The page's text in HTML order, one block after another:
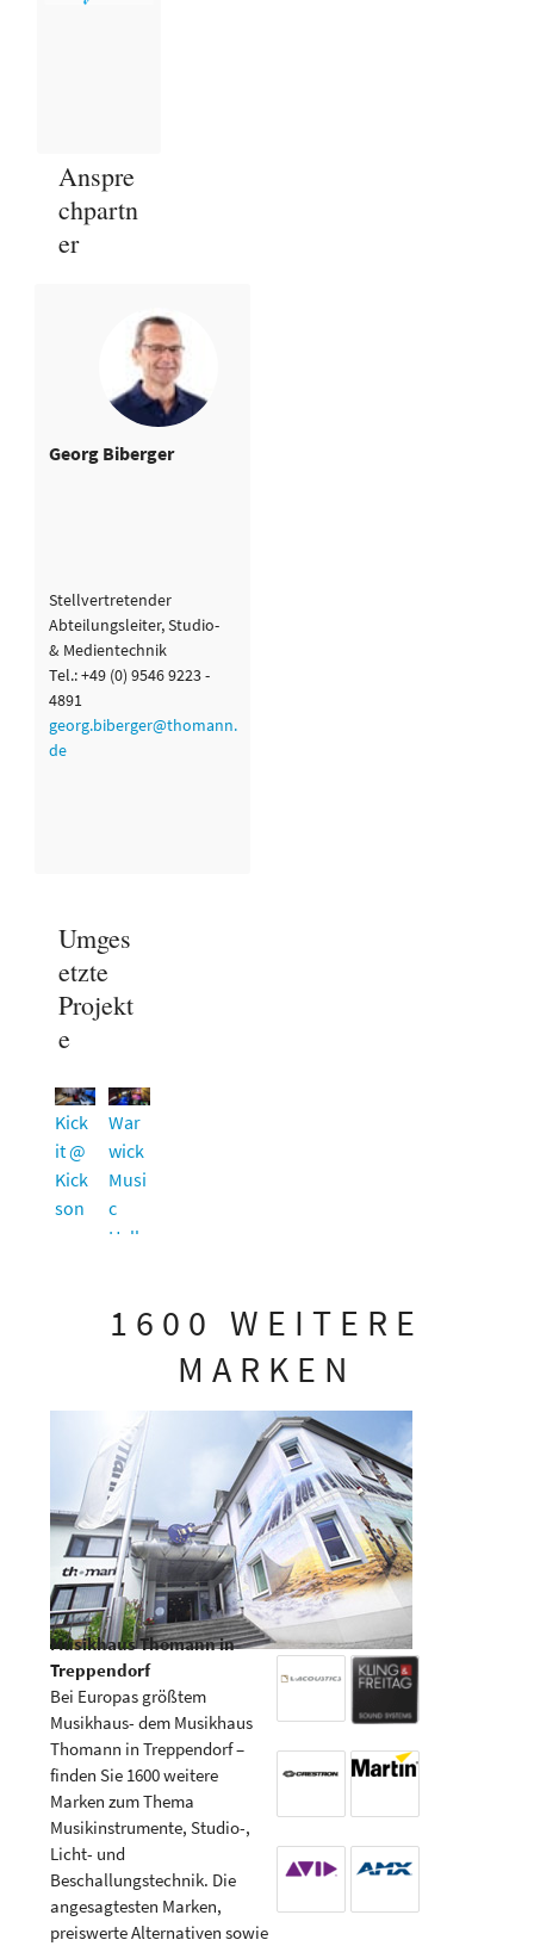
Anspre
chpartn
er
Georg Biberger
Stellvertretender
Abteilungsleiter, Studio-
& Medientechnik
Tel.: +49 (0) 9546 9223 -
4891
georg.biberger@thomann.
de
Umges
etzte
Projekt
e
War
wick
Musi
c
Hall
tudi
Kick
it @
Kick
son
1600 WEITERE
MARKEN
Musikhaus Thomann in
Treppendorf
Bei Europas größtem
Musikhaus- dem Musikhaus
Thomann in Treppendorf –
finden Sie 1600 weitere
Marken zum Thema
Musikinstrumente, Studio-,
Licht- und
Beschallungstechnik. Die
angesagtesten Marken,
preiswerte Alternativen sowie